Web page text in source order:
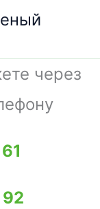
через